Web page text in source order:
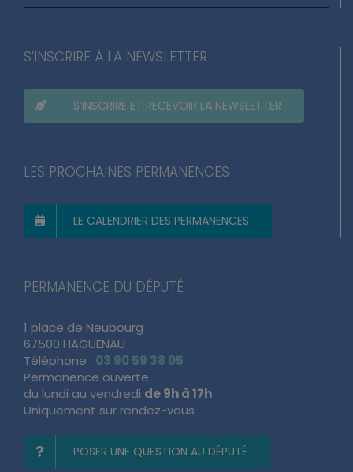
S’INSCRIRE À LA NEWSLETTER
S’INSCRIRE ET RECEVOIR LA NEWSLETTER
LES PROCHAINES PERMANENCES
LE CALENDRIER DES PERMANENCES
PERMANENCE DU DÉPUTÉ
1 place de Neubourg
67500 HAGUENAU
Téléphone : 03 90 59 38 05
Permanence ouverte
du lundi au vendredi de 9h à 17h
Uniquement sur rendez-vous
POSER UNE QUESTION AU DÉPUTÉ